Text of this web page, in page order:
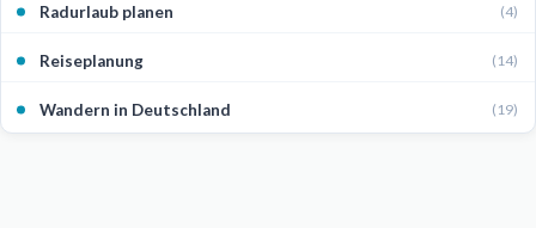
Radurlaub planen (4)
Reiseplanung (14)
Wandern in Deutschland (19)